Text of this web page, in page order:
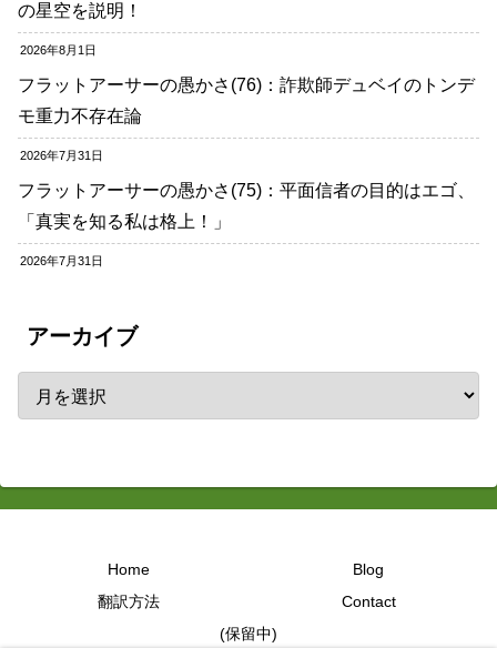
の星空を説明！
2026年8月1日
フラットアーサーの愚かさ(76)：詐欺師デュベイのトンデ
モ重力不存在論
2026年7月31日
フラットアーサーの愚かさ(75)：平面信者の目的はエゴ、
「真実を知る私は格上！」
2026年7月31日
アーカイブ
Home
Blog
翻訳方法
Contact
(保留中)